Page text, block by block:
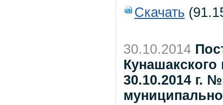
Скачать
30.10.2014
30.10.2014 г.